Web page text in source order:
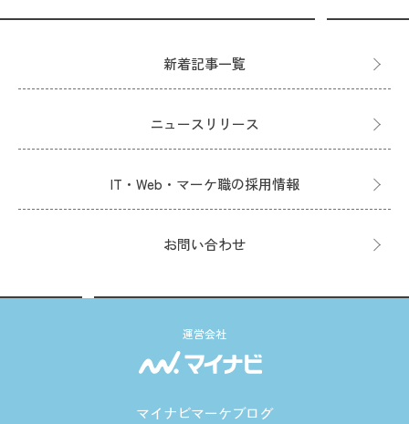
新着記事一覧
ニュースリリース
IT・Web・マーケ職の採用情報
お問い合わせ
運営会社
マイナビマーケブログ